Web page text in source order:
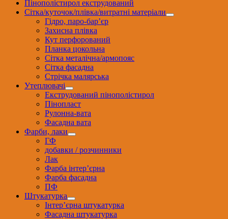
Пінополістирол екструдований
Сітка/куточок/плівка/витратні матеріали
Гідро, паро-бар’єр
Захисна плівка
Кут перфорований
Планка цокольна
Сітка металічна/армопояс
Сітка фасадна
Стрічка малярська
Утеплювачі
Екструдований пінополістирол
Пінопласт
Рулонна-вата
Фасадна вата
Фарби, лаки
ГФ
добавки / розчинники
Лак
Фарба інтер’єрна
Фарба фасадна
ПФ
Штукатурка
Інтер’єрна штукатурка
Фасадна штукатурка